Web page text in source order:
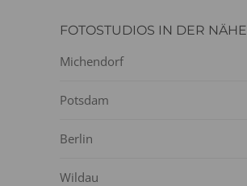
FOTOSTUDIOS IN DER NÄHE
Michendorf
Potsdam
Berlin
Wildau